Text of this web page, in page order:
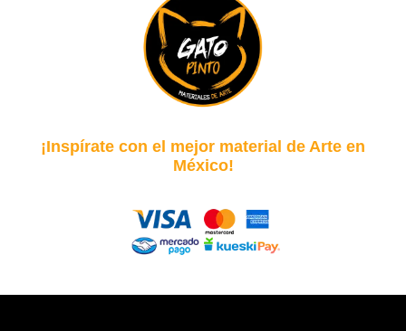
¡Inspírate con el mejor material de Arte en
México!